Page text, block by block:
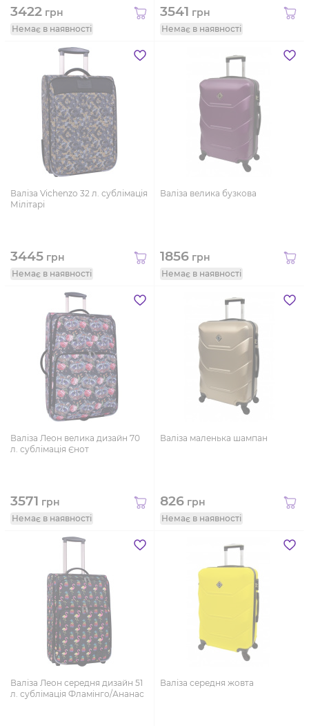
3422 грн
Немає в наявності
3541 грн
Немає в наявності
Валіза Vichenzo 32 л. сублімація
Мілітарі
3445 грн
Немає в наявності
Валіза велика бузкова
1856 грн
Немає в наявності
Валіза Леон велика дизайн 70
л. сублімація Єнот
3571 грн
Немає в наявності
Валіза маленька шампан
826 грн
Немає в наявності
Валіза Леон середня дизайн 51
л. сублімація Фламінго/Ананас
Валіза середня жовта